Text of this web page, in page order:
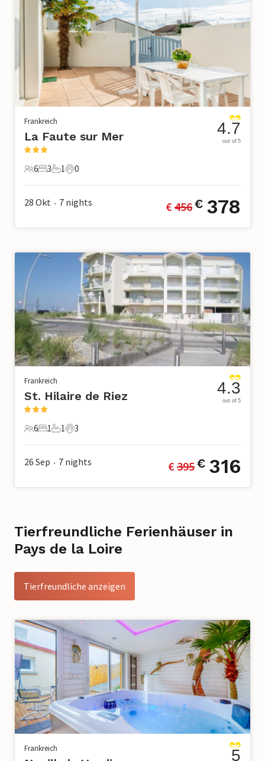
Frankreich
La Faute sur Mer
6 Gäste
6
3 Schlafzimmer
3
1 Badezimmer
1
0 Haustiere
0
4.7
out of 5
28 Okt • 7 nights € 456€ 378
Frankreich
St. Hilaire de Riez
6 Gäste
6
1 Schlafzimmer
1
1 Badezimmer
1
3 Haustiere
3
4.3
out of 5
26 Sep • 7 nights € 395€ 316
Tierfreundliche Ferienhäuser in
Pays de la Loire
Tierfreundliche anzeigen
Frankreich 5